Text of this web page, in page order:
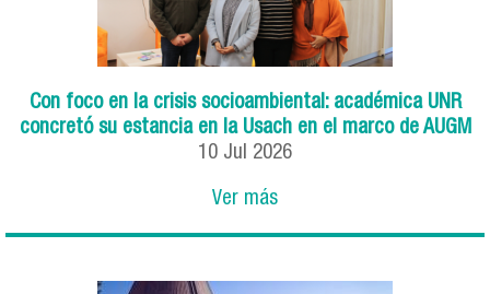
Con foco en la crisis socioambiental: académica UNR
concretó su estancia en la Usach en el marco de AUGM
10 Jul 2026
Ver más